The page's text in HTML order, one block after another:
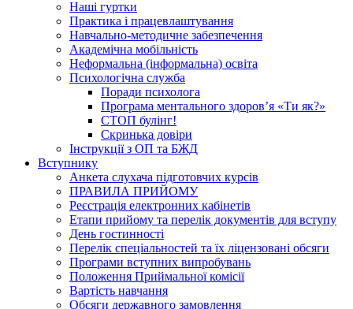
Наші гуртки
Практика і працевлаштування
Навчально-методичне забезпечення
Академічна мобільність
Неформальна (інформальна) освіта
Психологічна служба
Поради психолога
Програма ментального здоров’я «Ти як?»
СТОП булінг!
Скринька довіри
Інструкції з ОП та БЖД
Вступнику
Анкета слухача підготовчих курсів
ПРАВИЛА ПРИЙОМУ
Реєстрація електронних кабінетів
Етапи прийому та перелік документів для вступу
День гостинності
Перелік спеціальностей та їх ліцензовані обсяги
Програми вступних випробувань
Положення Приймальної комісії
Вартість навчання
Обсяги державного замовлення